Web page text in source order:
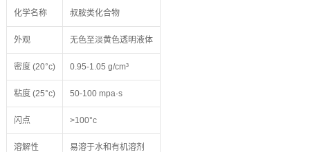
化学名称 叔胺类化合物
外观 无色至淡黄色透明液体
密度 (20°c) 0.95-1.05 g/cm³
粘度 (25°c) 50-100 mpa·s
闪点 >100°c
溶解性 易溶于水和有机溶剂